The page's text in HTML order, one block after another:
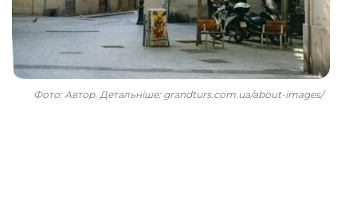
Фото: Автор. Детальніше: grandturs.com.ua/about-images/